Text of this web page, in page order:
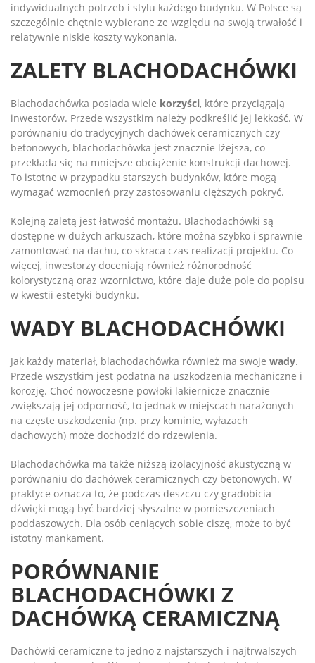
indywidualnych potrzeb i stylu każdego budynku. W Polsce są
szczególnie chętnie wybierane ze względu na swoją trwałość i
relatywnie niskie koszty wykonania.
ZALETY BLACHODACHÓWKI
Blachodachówka posiada wiele korzyści, które przyciągają
inwestorów. Przede wszystkim należy podkreślić jej lekkość. W
porównaniu do tradycyjnych dachówek ceramicznych czy
betonowych, blachodachówka jest znacznie lżejsza, co
przekłada się na mniejsze obciążenie konstrukcji dachowej.
To istotne w przypadku starszych budynków, które mogą
wymagać wzmocnień przy zastosowaniu cięższych pokryć.
Kolejną zaletą jest łatwość montażu. Blachodachówki są
dostępne w dużych arkuszach, które można szybko i sprawnie
zamontować na dachu, co skraca czas realizacji projektu. Co
więcej, inwestorzy doceniają również różnorodność
kolorystyczną oraz wzornictwo, które daje duże pole do popisu
w kwestii estetyki budynku.
WADY BLACHODACHÓWKI
Jak każdy materiał, blachodachówka również ma swoje wady.
Przede wszystkim jest podatna na uszkodzenia mechaniczne i
korozję. Choć nowoczesne powłoki lakiernicze znacznie
zwiększają jej odporność, to jednak w miejscach narażonych
na częste uszkodzenia (np. przy kominie, wyłazach
dachowych) może dochodzić do rdzewienia.
Blachodachówka ma także niższą izolacyjność akustyczną w
porównaniu do dachówek ceramicznych czy betonowych. W
praktyce oznacza to, że podczas deszczu czy gradobicia
dźwięki mogą być bardziej słyszalne w pomieszczeniach
poddaszowych. Dla osób ceniących sobie ciszę, może to być
istotny mankament.
PORÓWNANIE
BLACHODACHÓWKI Z
DACHÓWKĄ CERAMICZNĄ
Dachówki ceramiczne to jedno z najstarszych i najtrwalszych